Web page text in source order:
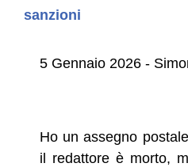
sanzioni
5 Gennaio 2026 -
Ho un assegno
il redattore è morto,